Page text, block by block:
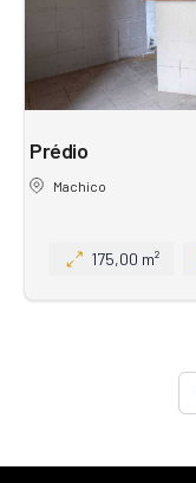
Prédio
Machico
175,00 m²